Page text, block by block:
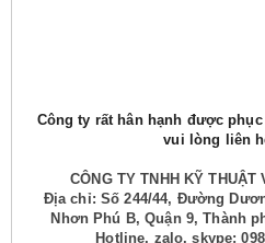
Công ty rất hân hạnh được
vui lòng liên
CÔNG TY TNHH KỸ THUẬT
Địa chỉ: Số 244/44, Đường
Nhơn Phú B, Quận 9, Thành
Hotline, zalo, skype: